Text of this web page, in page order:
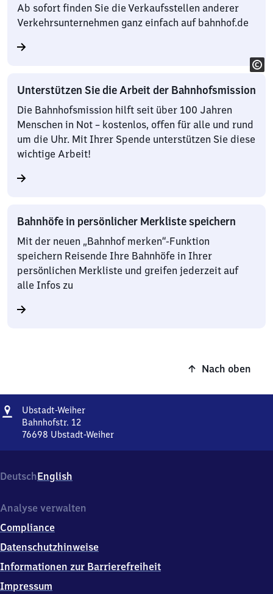
Ab sofort finden Sie die Verkaufsstellen anderer
Verkehrsunternehmen ganz einfach auf bahnhof.de
Unterstützen Sie die Arbeit der Bahnhofsmission
Die Bahnhofsmission hilft seit über 100 Jahren
Menschen in Not – kostenlos, offen für alle und rund
um die Uhr. Mit Ihrer Spende unterstützen Sie diese
wichtige Arbeit!
Bahnhöfe in persönlicher Merkliste speichern
Mit der neuen „Bahnhof merken“-Funktion
speichern Reisende Ihre Bahnhöfe in Ihrer
persönlichen Merkliste und greifen jederzeit auf
alle Infos zu
Nach oben
Adresse
Ubstadt-WeiherUbstadt-
Bahnhofstr. 12
76698 Ubstadt-Weiher
Bahnhofstr.
12,
6
9
8
Weiher
DeutschEnglish
Analyse verwalten
Compliance
Datenschutzhinweise
Informationen zur Barrierefreiheit
Impressum